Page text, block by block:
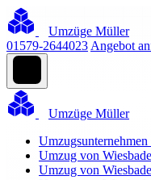
Umzüge Müller
01579-2644023 Angebot
Umzüge Müller
Umzugsunternehmen
Umzug von
Umzug von